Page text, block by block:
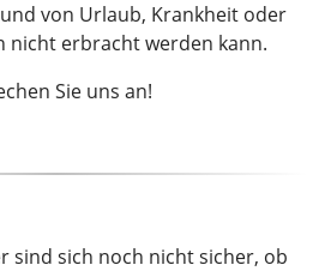
von Urlaub, Krankheit oder
nicht erbracht werden kann.
Sie uns an!
sind sich noch nicht sicher, ob